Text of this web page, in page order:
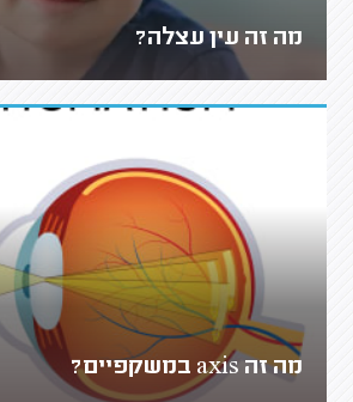
מה זה עין עצלה?
מה זה axis במשקפיים?